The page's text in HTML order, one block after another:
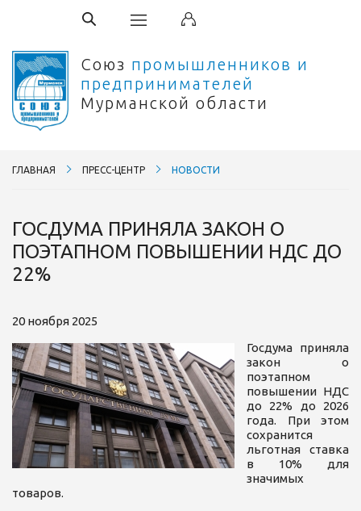
Союз промышленников и
предпринимателей
Мурманской области
ГЛАВНАЯ ПРЕСС-ЦЕНТР НОВОСТИ
ГОСДУМА ПРИНЯЛА ЗАКОН О
ПОЭТАПНОМ ПОВЫШЕНИИ НДС ДО
22%
20 ноября 2025
Госдума приняла
закон о
поэтапном
повышении НДС
до 22% до 2026
года. При этом
сохранится
льготная ставка
в 10% для
значимых
товаров.